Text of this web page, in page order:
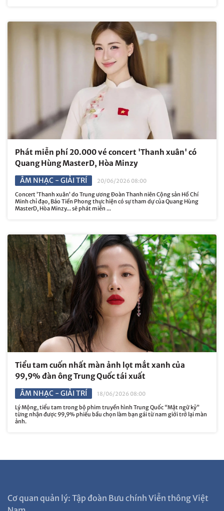
Phát miễn phí 20.000 vé concert 'Thanh xuân' có
Quang Hùng MasterD, Hòa Minzy
ÂM NHẠC - GIẢI TRÍ
20/06/2026 08:00
Concert ’Thanh xuân’ do Trung ương Đoàn Thanh niên Cộng sản Hồ Chí
Minh chỉ đạo, Báo Tiền Phong thực hiện có sự tham dự của Quang Hùng
MasterD, Hòa Minzy... sẽ phát miễn ...
Tiểu tam cuốn nhất màn ảnh lọt mắt xanh của
99,9% đàn ông Trung Quốc tái xuất
ÂM NHẠC - GIẢI TRÍ
18/06/2026 08:00
Lý Mộng, tiểu tam trong bộ phim truyền hình Trung Quốc “Mật ngữ kỷ”
từng nhận được 99,9% phiếu bầu chọn làm bạn gái từ nam giới trở lại màn
ảnh.
Cơ quan quản lý: Tập đoàn Bưu chính Viễn thông Việt